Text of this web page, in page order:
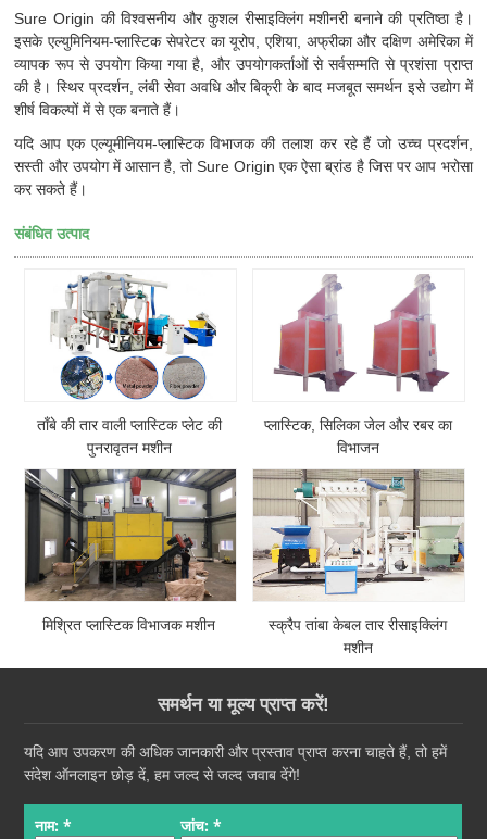
Sure Origin की विश्वसनीय और कुशल रीसाइक्लिंग मशीनरी बनाने की प्रतिष्ठा है।
इसके एल्युमिनियम-प्लास्टिक सेपरेटर का यूरोप, एशिया, अफ्रीका और दक्षिण अमेरिका में
व्यापक रूप से उपयोग किया गया है, और उपयोगकर्ताओं से सर्वसम्मति से प्रशंसा प्राप्त
की है। स्थिर प्रदर्शन, लंबी सेवा अवधि और बिक्री के बाद मजबूत समर्थन इसे उद्योग में
शीर्ष विकल्पों में से एक बनाते हैं।
यदि आप एक एल्यूमीनियम-प्लास्टिक विभाजक की तलाश कर रहे हैं जो उच्च प्रदर्शन,
सस्ती और उपयोग में आसान है, तो Sure Origin एक ऐसा ब्रांड है जिस पर आप भरोसा
कर सकते हैं।
संबंधित उत्पाद
ताँबे की तार वाली प्लास्टिक प्लेट की
पुनरावृतन मशीन
प्लास्टिक, सिलिका जेल और रबर का
विभाजन
मिश्रित प्लास्टिक विभाजक मशीन
स्क्रैप तांबा केबल तार रीसाइक्लिंग
मशीन
समर्थन या मूल्य प्राप्त करें!
यदि आप उपकरण की अधिक जानकारी और प्रस्ताव प्राप्त करना चाहते हैं, तो हमें
संदेश ऑनलाइन छोड़ दें, हम जल्द से जल्द जवाब देंगे!